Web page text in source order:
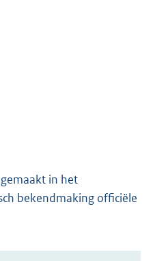
in het
bekendmaking officiële